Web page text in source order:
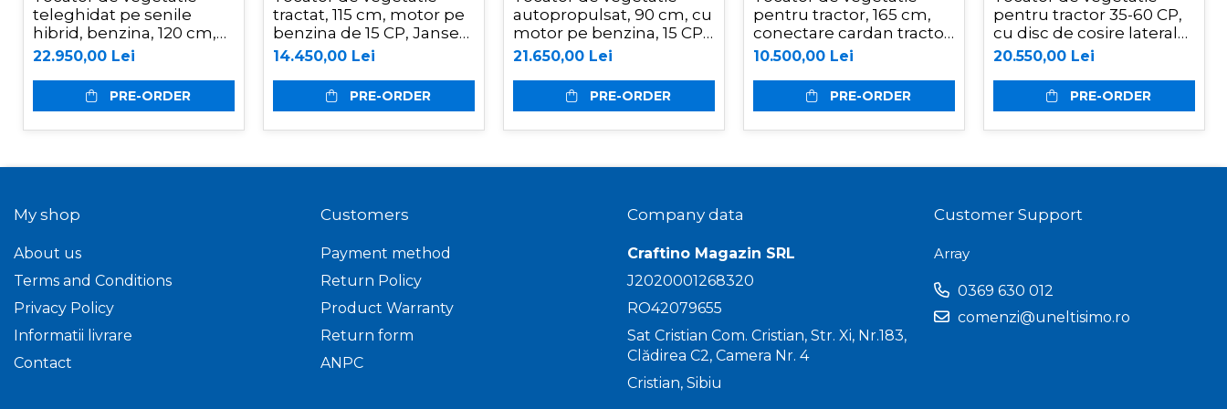
Masini batut stalpi
Masini de sapat santuri
Mini-Buldoexcavatoare
Afanatoare
Prasitoare
Piese de schimb
Piese schimb Dumpere si
Roabe
Piese schimb
teleghidat pe senile
hibrid, benzina, 120 cm,
motor Loncin 18 cp, 150
m, RSC120PRO Hibrid
22.950,00 Lei
PRE-ORDER
tractat, 115 cm, motor pe
benzina de 15 CP, Jansen
AT-120
14.450,00 Lei
PRE-ORDER
autopropulsat, 90 cm, cu
motor pe benzina, 15 CP,
Graecus GK90pro
21.650,00 Lei
PRE-ORDER
pentru tractor, 165 cm,
conectare cardan tractor,
MKD165 Graecus
10.500,00 Lei
PRE-ORDER
pentru tractor 35-60 CP,
cu disc de cosire lateral
cu palpator, 155 cm,
conectare cardan tractor
, Graecus ATK155-H
20.550,00 Lei
PRE-ORDER
My shop
About us
Terms and Conditions
Privacy Policy
Informatii livrare
Contact
Customers
Payment method
Return Policy
Product Warranty
Return form
ANPC
Company data
Craftino Magazin SRL
J2020001268320
RO42079655
Sat Cristian Com. Cristian, Str. Xi, Nr.183,
Clădirea C2, Camera Nr. 4
Cristian, Sibiu
Customer Support
Array
0369 630 012
comenzi@uneltisimo.ro